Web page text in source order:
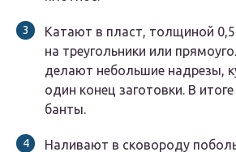
Катают в пласт, толщиной
на треугольники или
делают небольшие надрезы,
один конец заготовки. В
банты.
Наливают в сковороду